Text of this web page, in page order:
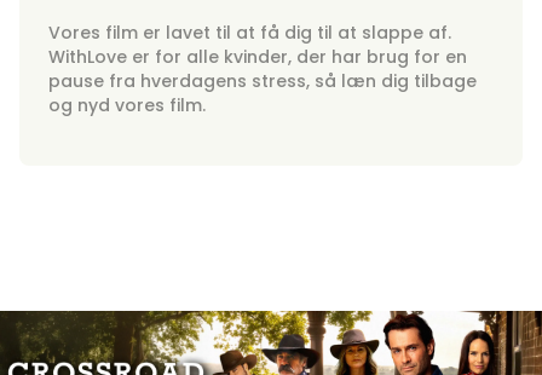
Vores film er lavet til at få dig til at slappe af.
WithLove er for alle kvinder, der har brug for en
pause fra hverdagens stress, så læn dig tilbage
og nyd vores film.